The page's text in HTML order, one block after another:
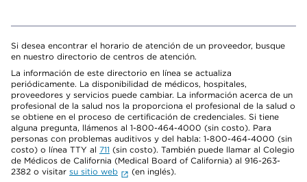
Si desea encontrar el horario de atención de un proveedor, busque
en nuestro directorio de centros de atención.
La información de este directorio en línea se actualiza
periódicamente. La disponibilidad de médicos, hospitales,
proveedores y servicios puede cambiar. La información acerca de un
profesional de la salud nos la proporciona el profesional de la salud o
se obtiene en el proceso de certificación de credenciales. Si tiene
alguna pregunta, llámenos al 1-800-464-4000 (sin costo). Para
personas con problemas auditivos y del habla: 1-800-464-4000 (sin
costo) o línea TTY al 711 (sin costo). También puede llamar al Colegio
de Médicos de California (Medical Board of California) al 916-263-
2382 o visitar su sitio web
(en inglés).